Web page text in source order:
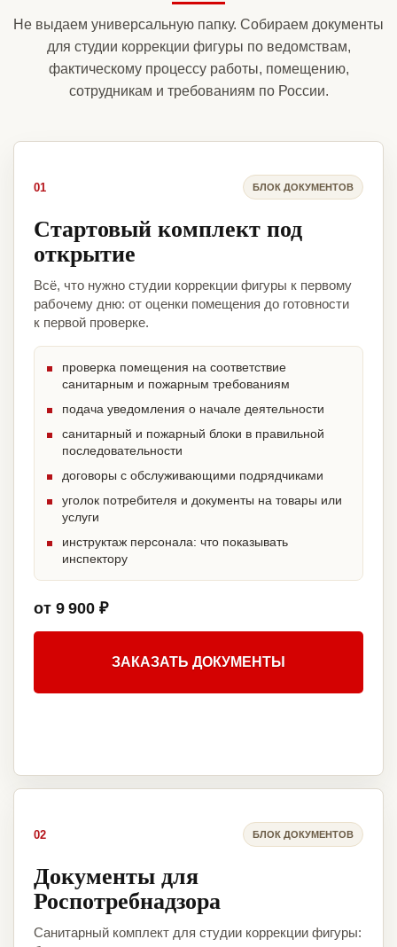
Не выдаем универсальную папку. Собираем документы
для студии коррекции фигуры по ведомствам,
фактическому процессу работы, помещению,
сотрудникам и требованиям по России.
01 БЛОК ДОКУМЕНТОВ
Стартовый комплект под
открытие
Всё, что нужно студии коррекции фигуры к первому
рабочему дню: от оценки помещения до готовности
к первой проверке.
проверка помещения на соответствие
санитарным и пожарным требованиям
подача уведомления о начале деятельности
санитарный и пожарный блоки в правильной
последовательности
договоры с обслуживающими подрядчиками
уголок потребителя и документы на товары или
услуги
инструктаж персонала: что показывать
инспектору
от 9 900 ₽
ЗАКАЗАТЬ ДОКУМЕНТЫ
02 БЛОК ДОКУМЕНТОВ
Документы для
Роспотребнадзора
Санитарный комплект для студии коррекции фигуры: